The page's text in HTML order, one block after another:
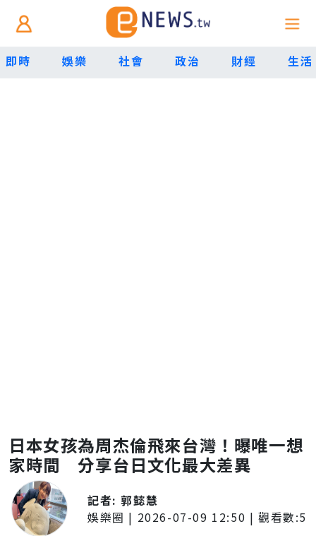
即時 娛樂 社會 政治 財經 生活
日本女孩為周杰倫飛來台灣！曝唯一想
家時間 分享台日文化最大差異
記者:郭懿慧
娛樂圈 | 2026-07-09 12:50 | 觀看數:5